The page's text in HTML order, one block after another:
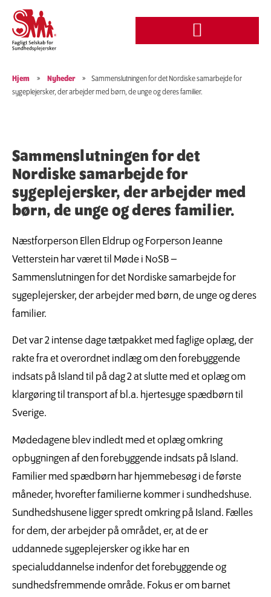
Hjem » Nyheder »
Sammenslutningen for det Nordiske samarbejde for
sygeplejersker, der arbejder med børn, de unge og deres familier.
Sammenslutningen for det
Nordiske samarbejde for
sygeplejersker, der arbejder med
børn, de unge og deres familier.
Næstforperson Ellen Eldrup og Forperson Jeanne
Vetterstein har været til Møde i NoSB –
Sammenslutningen for det Nordiske samarbejde for
sygeplejersker, der arbejder med børn, de unge og deres
familier.
Det var 2 intense dage tætpakket med faglige oplæg, der
rakte fra et overordnet indlæg om den forebyggende
indsats på Island til på dag 2 at slutte med et oplæg om
klargøring til transport af bl.a. hjertesyge spædbørn til
Sverige.
Mødedagene blev indledt med et oplæg omkring
opbygningen af den forebyggende indsats på Island.
Familier med spædbørn har hjemmebesøg i de første
måneder, hvorefter familierne kommer i sundhedshuse.
Sundhedshusene ligger spredt omkring på Island. Fælles
for dem, der arbejder på området, er, at de er
uddannede sygeplejersker og ikke har en
specialuddannelse indenfor det forebyggende og
sundhedsfremmende område. Fokus er om barnet